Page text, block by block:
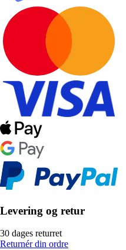
Levering og retur
30 dages returret
Returnér din ordre